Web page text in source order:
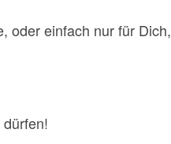
oder einfach nur für Dich,